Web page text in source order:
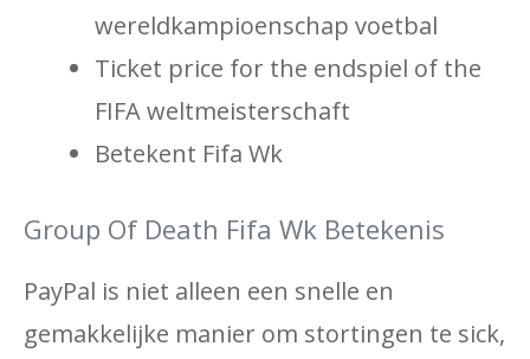
wereldkampioenschap voetbal
Ticket price for the endspiel of the
FIFA weltmeisterschaft
Betekent Fifa Wk
Group Of Death Fifa Wk Betekenis
PayPal is niet alleen een snelle en
gemakkelijke manier om stortingen te sick,